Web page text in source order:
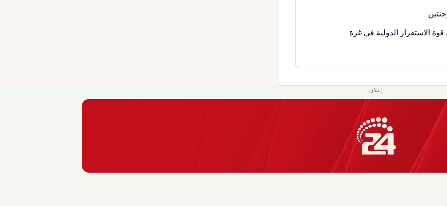
الاستقرار الدولية في غزة
إعلان